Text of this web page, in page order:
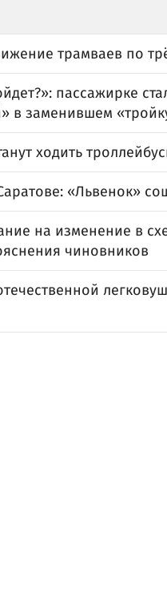
трамваев по
пассажирке
в заменившем
ходить
«Львенок»
на изменение в
чиновников